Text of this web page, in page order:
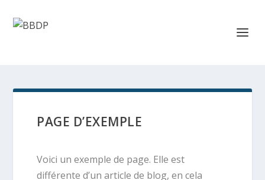
PAGE D’EXEMPLE
Voici un exemple de page. Elle est
différente d’un article de blog, en cela